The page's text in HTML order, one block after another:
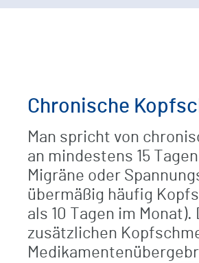
Chronische
Man spricht von
an mindestens 15
Migräne oder
übermäßig häufig
als 10 Tagen im
zusätzlichen